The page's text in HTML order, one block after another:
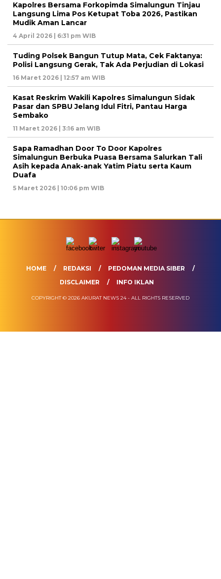
Kapolres Bersama Forkopimda Simalungun Tinjau
Langsung Lima Pos Ketupat Toba 2026, Pastikan
Mudik Aman Lancar
4 April 2026 | 6:31 pm WIB
Tuding Polsek Bangun Tutup Mata, Cek Faktanya:
Polisi Langsung Gerak, Tak Ada Perjudian di Lokasi
16 Maret 2026 | 12:57 am WIB
Kasat Reskrim Wakili Kapolres Simalungun Sidak
Pasar dan SPBU Jelang Idul Fitri, Pantau Harga
Sembako
11 Maret 2026 | 3:16 am WIB
Sapa Ramadhan Door To Door Kapolres
Simalungun Berbuka Puasa Bersama Salurkan Tali
Asih kepada Anak-anak Yatim Piatu serta Kaum
Duafa
5 Maret 2026 | 10:06 pm WIB
HOME REDAKSI
PEDOMAN MEDIA SIBER
DISCLAIMER
INFO IKLAN
COPYRIGHT © 2026 AKURAT NEWS 24 - ALL RIGHTS RESERVED